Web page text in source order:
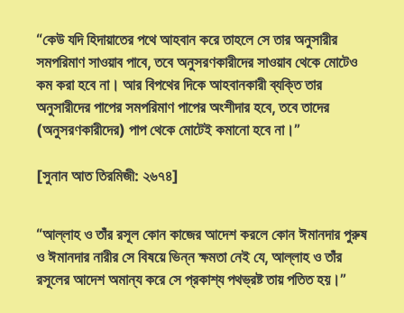
“কেউ যদি হিদায়াতের পথে আহবান করে তাহলে সে তার অনুসারীর
সমপরিমাণ সাওয়াব পাবে, তবে অনুসরণকারীদের সাওয়াব থেকে মোটেও
কম করা হবে না। আর বিপথের দিকে আহবানকারী ব্যক্তি তার
অনুসারীদের পাপের সমপরিমাণ পাপের অংশীদার হবে, তবে তাদের
(অনুসরণকারীদের) পাপ থেকে মোটেই কমানো হবে না।”
[সুনান আত তিরমিজী: ২৬৭৪]
“আল্লাহ ও তাঁর রসূল কোন কাজের আদেশ করলে কোন ঈমানদার পুরুষ
ও ঈমানদার নারীর সে বিষয়ে ভিন্ন ক্ষমতা নেই যে, আল্লাহ ও তাঁর
রসূলের আদেশ অমান্য করে সে প্রকাশ্য পথভ্রষ্ট তায় পতিত হয়।”